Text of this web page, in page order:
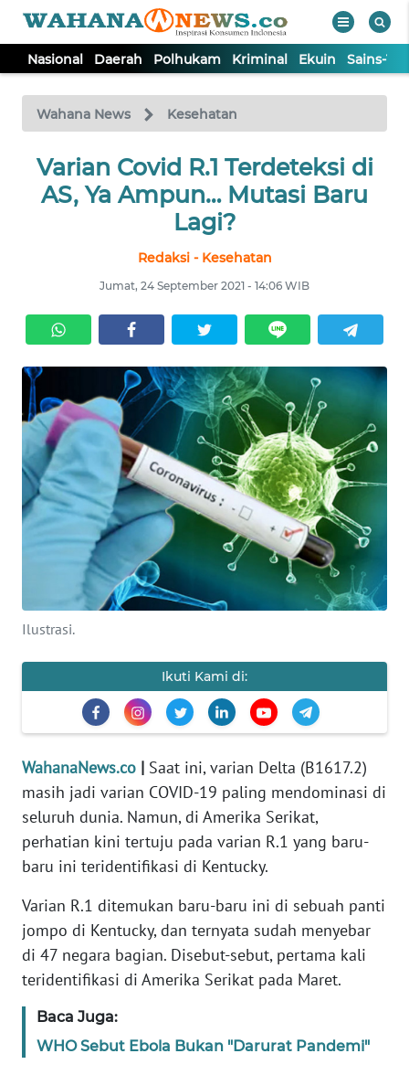
Nasional Daerah Polhukam Kriminal Ekuin Sains-
Wahana News Kesehatan
Varian Covid R.1 Terdeteksi di
AS, Ya Ampun… Mutasi Baru
Lagi?
Redaksi - Kesehatan
Jumat, 24 September 2021 - 14:06 WIB
Ilustrasi.
Ikuti Kami di:
WahanaNews.co | Saat ini, varian Delta (B1617.2)
masih jadi varian COVID-19 paling mendominasi di
seluruh dunia. Namun, di Amerika Serikat,
perhatian kini tertuju pada varian R.1 yang baru-
baru ini teridentifikasi di Kentucky.
Varian R.1 ditemukan baru-baru ini di sebuah panti
jompo di Kentucky, dan ternyata sudah menyebar
di 47 negara bagian. Disebut-sebut, pertama kali
teridentifikasi di Amerika Serikat pada Maret.
Baca Juga:
WHO Sebut Ebola Bukan "Darurat Pandemi"
TV
Tutup
NASIONAL
KRIMINAL
EKUIN
SAINS-TEKNO
KESEHATAN
INTERNASIONAL
SERBA-SERBI
PENDIDIKAN
EDITORIAL
Informasi
INDEKS
KONTAK
KAMI
IKLAN